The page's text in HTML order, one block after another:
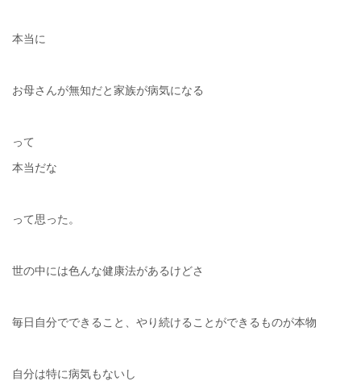
本当に
お母さんが無知だと家族が病気になる
って
本当だな
って思った。
世の中には色んな健康法があるけどさ
毎日自分でできること、やり続けることができるものが本物
自分は特に病気もないし